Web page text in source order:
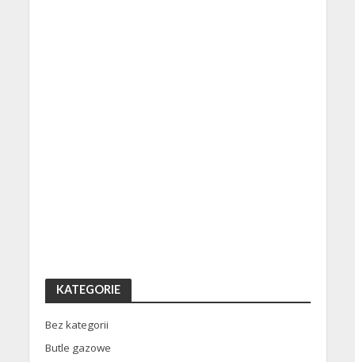
KATEGORIE
Bez kategorii
Butle gazowe